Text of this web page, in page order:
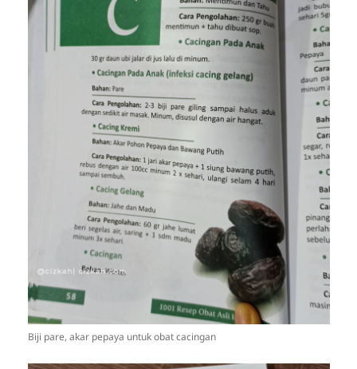
Biji pare, akar pepaya untuk obat cacingan